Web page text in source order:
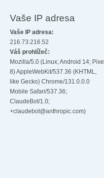
Vaše IP adresa
Vaše IP adresa:
216.73.216.52
Váš prohlížeč:
Mozilla/5.0 (Linux; Android 14; Pixel
8) AppleWebKit/537.36 (KHTML,
like Gecko) Chrome/131.0.0.0
Mobile Safari/537.36;
ClaudeBot/1.0;
+claudebot@anthropic.com)